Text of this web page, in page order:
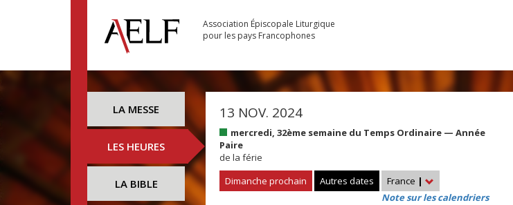
Association Épiscopale Liturgique
pour les pays Francophones
LA MESSE
LES HEURES
LA BIBLE
13 NOV. 2024
mercredi, 32ème semaine du Temps Ordinaire — Année
Paire
de la férie
Dimanche prochain
Autres dates France |
Note sur les calendriers